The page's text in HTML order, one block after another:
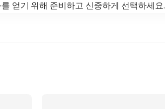
얻기 위해 준비하고 신중하게 선택하세요.